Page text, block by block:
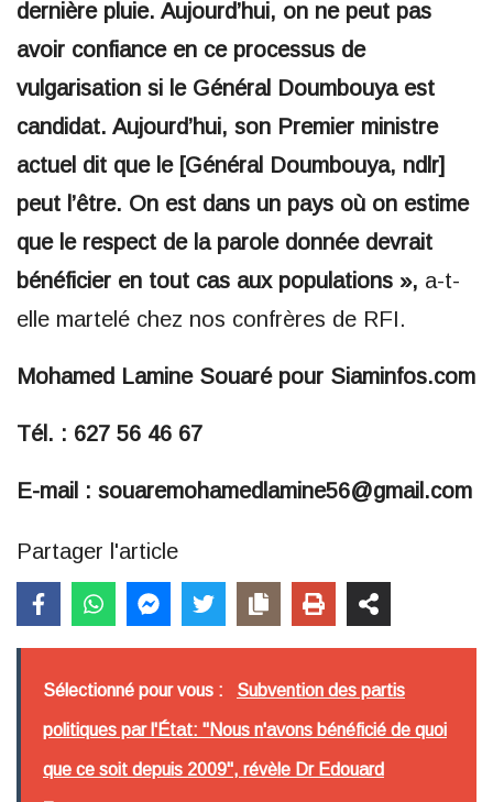
dernière pluie. Aujourd’hui, on ne peut pas
avoir confiance en ce processus de
vulgarisation si le Général Doumbouya est
candidat. Aujourd’hui, son Premier ministre
actuel dit que le [Général Doumbouya, ndlr]
peut l’être. On est dans un pays où on estime
que le respect de la parole donnée devrait
bénéficier en tout cas aux populations », a-t-
elle martelé chez nos confrères de RFI.
Mohamed Lamine Souaré pour Siaminfos.com
Tél. : 627 56 46 67
E-mail : souaremohamedlamine56@gmail.com
Partager l'article
Sélectionné pour vous : Subvention des partis
politiques par l'État: "Nous n'avons bénéficié de quoi
que ce soit depuis 2009", révèle Dr Edouard